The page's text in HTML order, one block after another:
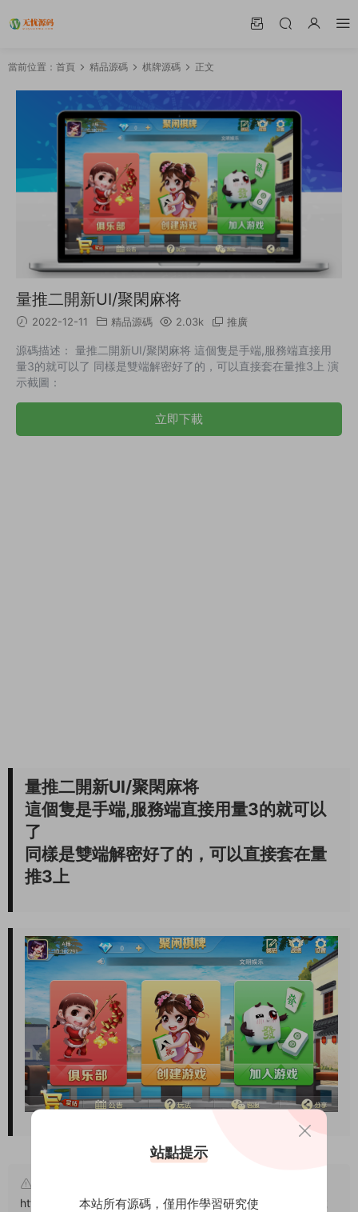
當前位置： 首頁 精品源碼 棋牌源碼 正文
量推二開新UI/聚閑麻将
2022-12-11 精品源碼 2.03k 推廣
源碼描述： 量推二開新UI/聚閑麻将 這個隻是手端,服務端直接用
量3的就可以了 同樣是雙端解密好了的，可以直接套在量推3上 演
示截圖：
立即下載
量推二開新UI/聚閑麻将
這個隻是手端,服務端直接用量3的就可以
了
同樣是雙端解密好了的，可以直接套在量
推3上
https://www.wuyuanma.com/jpym/qpym/17125.html
站點提示
本站所有源碼，僅用作學習研究使